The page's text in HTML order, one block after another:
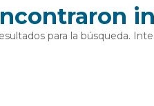
para la búsqueda.